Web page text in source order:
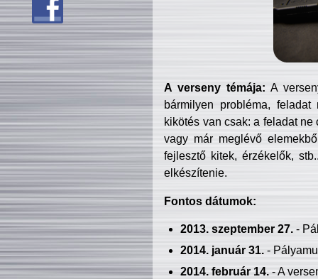
A verseny témája: A
bármilyen probléma, feladat
kikötés van csak: a feladat
vagy már meglévő
fejlesztő kitek, érzékelők,
elkészítenie.
Fontos dátumok:
2013. szeptember 27.-
2014. január 31.-
2014. február 14.- A